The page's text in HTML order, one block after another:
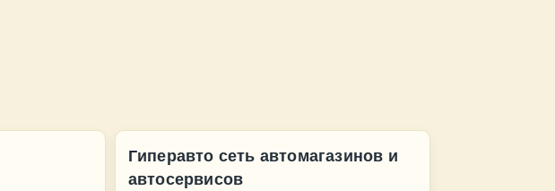
Гиперавто сеть автомагазинов и
автосервисов